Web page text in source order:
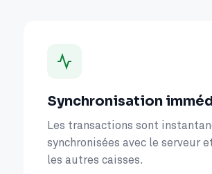
Synchronisation
Les transactions sont
synchronisées avec le serveur
les autres caisses.